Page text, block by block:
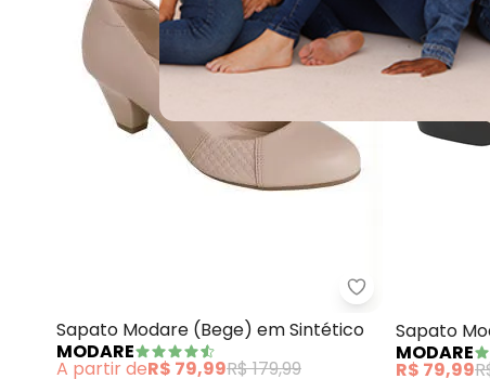
Modare -
Sapato Modare (Bege) em Sintético
MODARE
A partir deR$ 79,99R$ 179,99
Sapato
MODARE
R$ 79,99